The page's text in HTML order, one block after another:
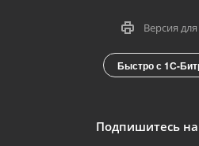
Версия
Быстро с 1С-
Подпишитесь на